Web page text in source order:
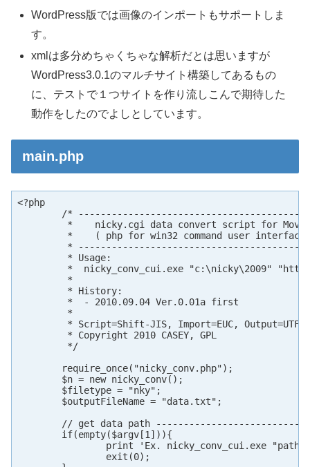
WordPress版では画像のインポートもサポートしま
す。
xmlは多分めちゃくちゃな解析だとは思いますが
WordPress3.0.1のマルチサイト構築してあるもの
に、テストで１つサイトを作り流しこんで期待した
動作をしたのでよしとしています。
main.php
<?php